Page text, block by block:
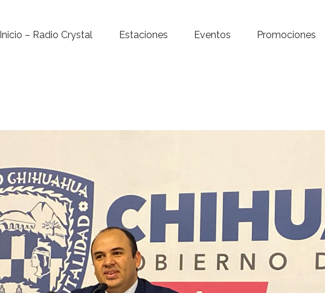
Inicio – Radio Crystal Estaciones Eventos Promociones
Para ti
Contacto